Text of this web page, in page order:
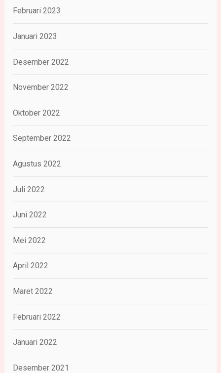
Februari 2023
Januari 2023
Desember 2022
November 2022
Oktober 2022
September 2022
Agustus 2022
Juli 2022
Juni 2022
Mei 2022
April 2022
Maret 2022
Februari 2022
Januari 2022
Desember 2021